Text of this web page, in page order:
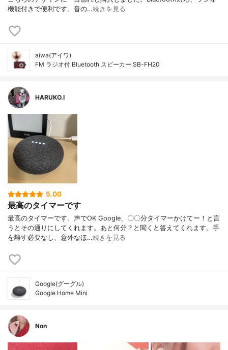
機能付きで便利です。音の…続きを見る
aiwa(アイワ)
FM ラジオ付 Bluetooth スピーカー SB-FH20
HARUKO.I
5.00
最高のタイマーです
最高のタイマーです。声でOK Google、〇〇分タイマーかけてー！と言
うとその通りにしてくれます。あと何分？と聞くと答えてくれます。手
を離す必要なし、意外なほ…続きを見る
Google(グーグル)
Google Home Mini
Non